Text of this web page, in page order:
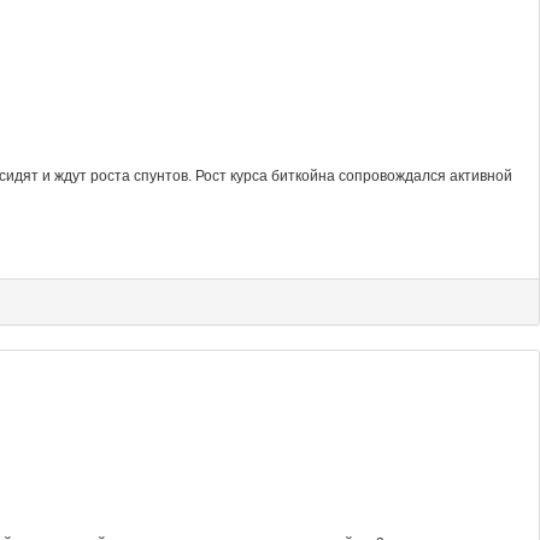
и ждут роста спунтов. Рост курса биткойна сопровождался активной